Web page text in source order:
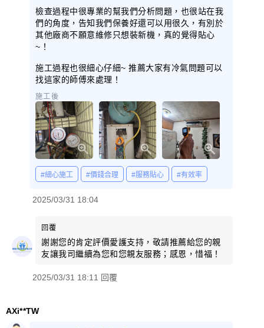
檢查過程中很專業的幫我們分析問題，也很站在我
們的角度，告知我們保養好還可以用很久，有別於
其他廠商不願意維修只想裝新機，真的覺得貼心
~！
施工過程也很細心仔細~ 推薦大家有冷氣問題可以
找這家的師傅來處理！
施工後
#細心施工 #價錢合理 #服務貼心 #有效率
2025/03/31 18:04
回覆
謝謝您的肯定評價愛護支持，敬請推薦給您的親
友讓我司繼續為您和您親友服務；感恩，惜福！
2025/03/31 18:11 回覆
AXi**TW